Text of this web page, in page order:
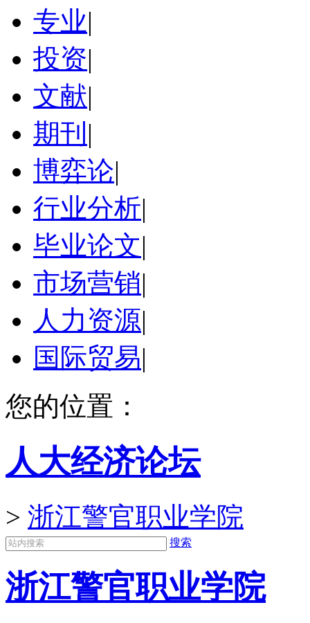
专业|
投资|
文献|
期刊 |
博弈论|
行业分析|
毕业论文|
市场营销|
人力资源|
国际贸易|
您的位置：
人大经济论坛
> 浙江警官职业学院
搜索
浙江警官职业学院